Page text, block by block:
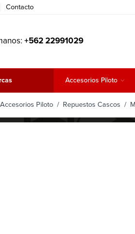
Contacto
+562 22991029
Accesorios Piloto
Accesorios Piloto / Repuestos Cascos /